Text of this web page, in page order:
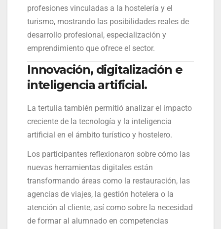
profesiones vinculadas a la hostelería y el
turismo, mostrando las posibilidades reales de
desarrollo profesional, especialización y
emprendimiento que ofrece el sector.
Innovación, digitalización e
inteligencia artificial.
La tertulia también permitió analizar el impacto
creciente de la tecnología y la inteligencia
artificial en el ámbito turístico y hostelero.
Los participantes reflexionaron sobre cómo las
nuevas herramientas digitales están
transformando áreas como la restauración, las
agencias de viajes, la gestión hotelera o la
atención al cliente, así como sobre la necesidad
de formar al alumnado en competencias